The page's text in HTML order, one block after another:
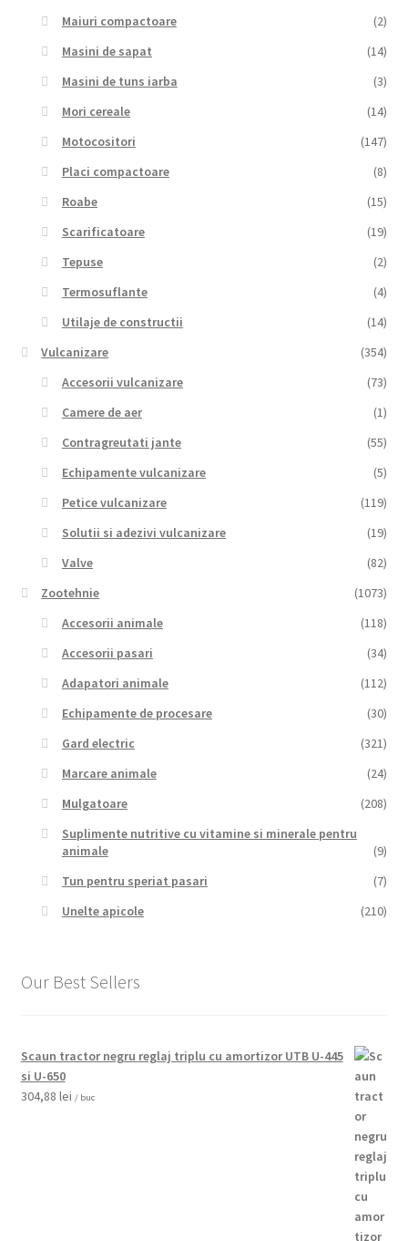
Maiuri compactoare
(2)
Masini de sapat
(14)
Masini de tuns iarba
(3)
Mori cereale
(14)
Motocositori
(147)
Placi compactoare
(8)
Roabe
(15)
Scarificatoare
(19)
Tepuse
(2)
Termosuflante
(4)
Utilaje de constructii
(14)
Vulcanizare
(354)
Accesorii vulcanizare
(73)
Camere de aer
(1)
Contragreutati jante
(55)
Echipamente vulcanizare
(5)
Petice vulcanizare
(119)
Solutii si adezivi vulcanizare
(19)
Valve
(82)
Zootehnie
(1073)
Accesorii animale
(118)
Accesorii pasari
(34)
Adapatori animale
(112)
Echipamente de procesare
(30)
Gard electric
(321)
Marcare animale
(24)
Mulgatoare
(208)
Suplimente nutritive cu vitamine si minerale pentru
animale
(9)
Tun pentru speriat pasari
(7)
Unelte apicole
(210)
Our Best Sellers
Scaun tractor negru reglaj triplu cu amortizor UTB U-445
si U-650
304,88 lei / buc